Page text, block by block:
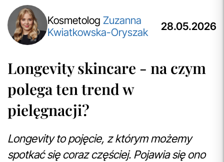
Kosmetolog Zuzanna
Kwiatkowska-Oryszak
28.05.2026
Longevity skincare - na czym
polega ten trend w
pielęgnacji?
Longevity to pojęcie, z którym możemy
spotkać się coraz częściej. Pojawia się ono